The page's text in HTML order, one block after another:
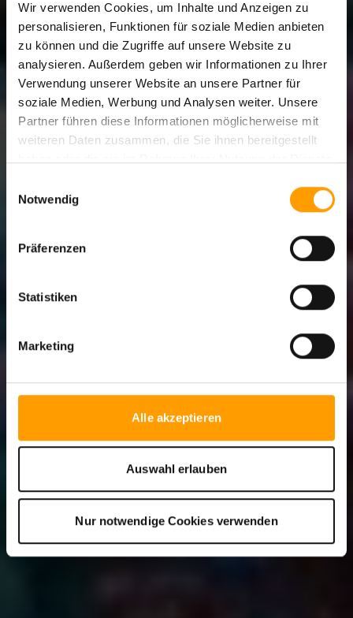
Wir verwenden Cookies, um Inhalte und Anzeigen zu
personalisieren, Funktionen für soziale Medien anbieten
zu können und die Zugriffe auf unsere Website zu
analysieren. Außerdem geben wir Informationen zu Ihrer
Verwendung unserer Website an unsere Partner für
soziale Medien, Werbung und Analysen weiter. Unsere
Partner führen diese Informationen möglicherweise mit
weiteren Daten zusammen, die Sie ihnen bereitgestellt
Notwendig
Präferenzen
Statistiken
Marketing
Alle akzeptieren
Auswahl erlauben
Nur notwendige Cookies verwenden